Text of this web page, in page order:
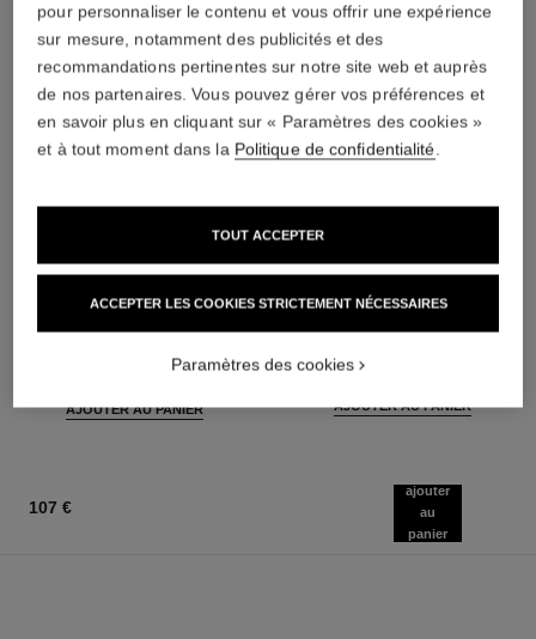
coco mademoiselle
Eau de Parfum Intense
Vaporisateur
à partir de
AJOUTER AU PANIER
rouge coco baume – satiné
Le Baume Teinté Hydratant
Embellisseur à l'Intensité sur
11 teintes disponibles
AJOUTER AU PANIER
107 €
ajouter
au
panier
pour personnaliser le contenu et vous offrir une expérience
sur mesure, notamment des publicités et des
recommandations pertinentes sur notre site web et auprès
de nos partenaires. Vous pouvez gérer vos préférences et
en savoir plus en cliquant sur « Paramètres des cookies »
et à tout moment dans la Politique de confidentialité.
ACCEPTER LES COOKIES STRICTEMENT NÉCESSAIRES
TOUT ACCEPTER
Paramètres des cookies